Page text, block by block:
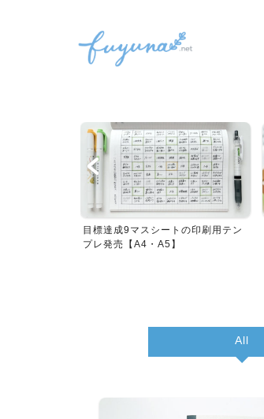
目標達成9マスシートの印刷用テン
プレ発売【A4・A5】
All